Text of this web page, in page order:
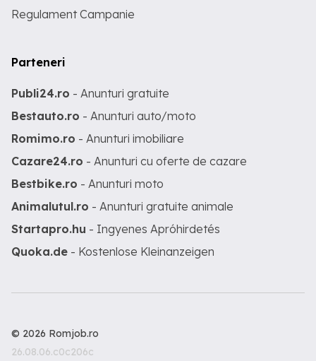
Regulament Campanie
Parteneri
Publi24.ro - Anunturi gratuite
Bestauto.ro - Anunturi auto/moto
Romimo.ro - Anunturi imobiliare
Cazare24.ro - Anunturi cu oferte de cazare
Bestbike.ro - Anunturi moto
Animalutul.ro - Anunturi gratuite animale
Startapro.hu - Ingyenes Apróhirdetés
Quoka.de - Kostenlose Kleinanzeigen
© 2026 Romjob.ro
26.08.06.c0c206c